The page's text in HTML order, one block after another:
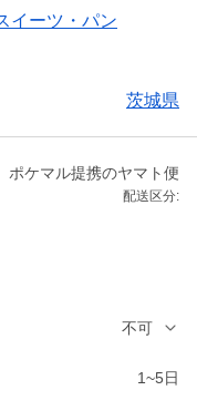
イーツ・パン
茨城県
ポケマル提携のヤマト便
配送区分:
不可
1~5日